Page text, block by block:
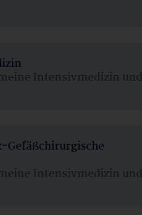
Intensivmedizin und
Intensivmedizin und